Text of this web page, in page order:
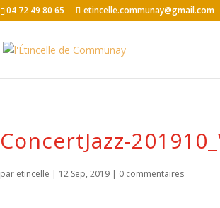
04 72 49 80 65 etincelle.communay@gmail.com
ConcertJazz-
par etincelle | 12 Sep, 2019 | 0 commentaires